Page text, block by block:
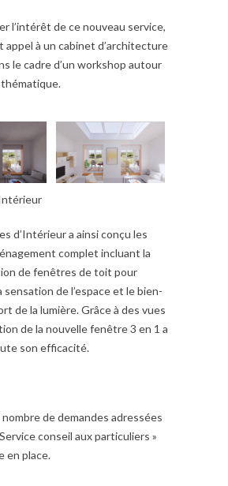
l’intérêt de ce nouveau service,
appel à un cabinet d’architecture
le cadre d’un workshop autour
thématique.
d’Intérieur a ainsi conçu les
complet incluant la
de fenêtres de toit pour
de l’espace et le bien-
de la lumière. Grâce à des vues
de la nouvelle fenêtre 3 en 1 a
son efficacité.
nombre de demandes adressées
conseil aux particuliers »
en place.